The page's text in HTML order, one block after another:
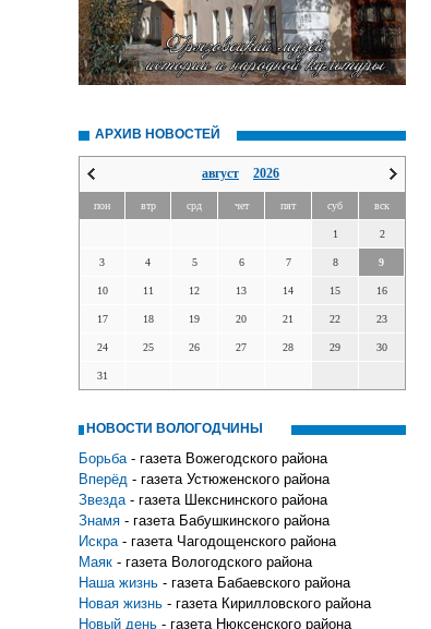
АРХИВ НОВОСТЕЙ
август 2026
пон втр срд чет пят суб вск
1 2
3 4 5 6 7 8 9
10 11 12 13 14 15 16
17 18 19 20 21 22 23
24 25 26 27 28 29 30
31
НОВОСТИ ВОЛОГОДЧИНЫ
Борьба - газета Вожегодского района
Вперёд - газета Устюженского района
Звезда - газета Шекснинского района
Знамя - газета Бабушкинского района
Искра - газета Чагодощенского района
Маяк - газета Вологодского района
Наша жизнь - газета Бабаевского района
Новая жизнь - газета Кирилловского района
Новый день - газета Нюксенского района